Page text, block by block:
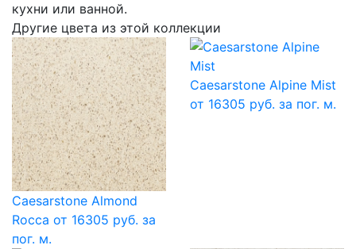
кухни или ванной.
Другие цвета из этой коллекции
Caesarstone Almond
Rocca от 16305 руб. за
пог. м.
Caesarstone Alpine Mist
от 16305 руб. за пог. м.